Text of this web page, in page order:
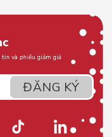
và phiếu giảm giá